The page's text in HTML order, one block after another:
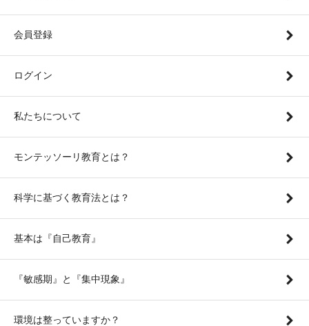
会員登録
ログイン
私たちについて
モンテッソーリ教育とは？
科学に基づく教育法とは？
基本は『自己教育』
『敏感期』と『集中現象』
環境は整っていますか？